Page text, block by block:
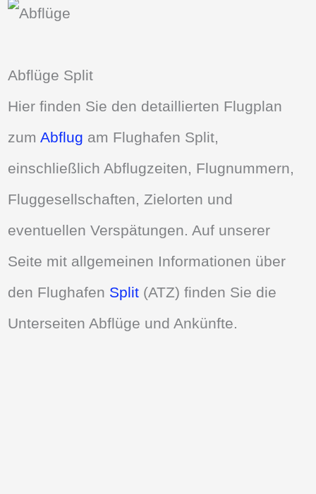
Abflüge Split
Hier finden Sie den detaillierten Flugplan
zumAbflug am Flughafen Split,
einschließlich Abflugzeiten, Flugnummern,
Fluggesellschaften, Zielorten und
eventuellen Verspätungen. Auf unserer
Seite mit allgemeinen Informationen über
den Flughafen Split (ATZ) finden Sie die
Unterseiten Abflüge und Ankünfte.